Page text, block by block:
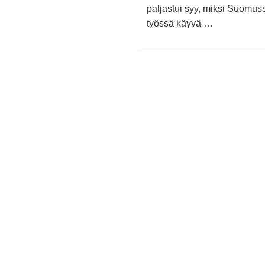
paljastui syy, miksi
työssä käyvä …